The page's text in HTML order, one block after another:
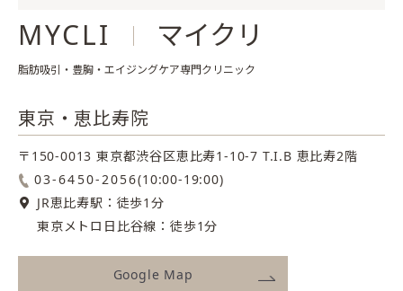
MYCLI マイクリ
脂肪吸引・豊胸・エイジングケア専門クリニック
東京・恵比寿院
〒150-0013 東京都渋谷区恵比寿1-10-7 T.I.B 恵比寿2階
03-6450-2056(10:00-19:00)
JR恵比寿駅：徒歩1分
東京メトロ日比谷線：徒歩1分
Google Map